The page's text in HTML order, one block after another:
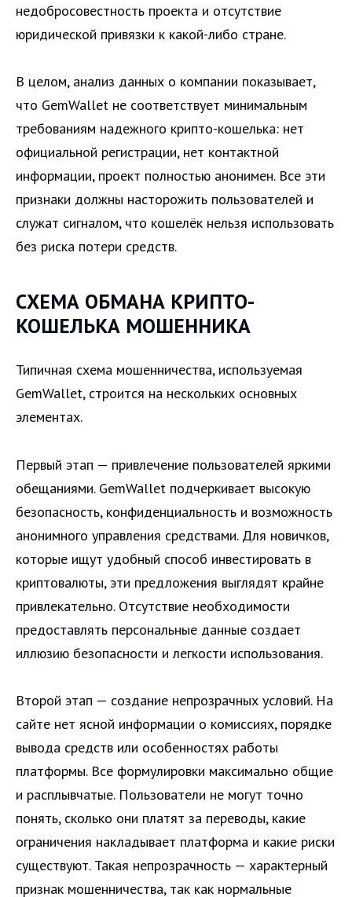
недобросовестность проекта и отсутствие
юридической привязки к какой-либо стране.
В целом, анализ данных о компании показывает,
что GemWallet не соответствует минимальным
требованиям надежного крипто-кошелька: нет
официальной регистрации, нет контактной
информации, проект полностью анонимен. Все эти
признаки должны насторожить пользователей и
служат сигналом, что кошелёк нельзя использовать
без риска потери средств.
СХЕМА ОБМАНА КРИПТО-
КОШЕЛЬКА МОШЕННИКА
Типичная схема мошенничества, используемая
GemWallet, строится на нескольких основных
элементах.
Первый этап — привлечение пользователей яркими
обещаниями. GemWallet подчеркивает высокую
безопасность, конфиденциальность и возможность
анонимного управления средствами. Для новичков,
которые ищут удобный способ инвестировать в
криптовалюты, эти предложения выглядят крайне
привлекательно. Отсутствие необходимости
предоставлять персональные данные создает
иллюзию безопасности и легкости использования.
Второй этап — создание непрозрачных условий. На
сайте нет ясной информации о комиссиях, порядке
вывода средств или особенностях работы
платформы. Все формулировки максимально общие
и расплывчатые. Пользователи не могут точно
понять, сколько они платят за переводы, какие
ограничения накладывает платформа и какие риски
существуют. Такая непрозрачность — характерный
признак мошенничества, так как нормальные